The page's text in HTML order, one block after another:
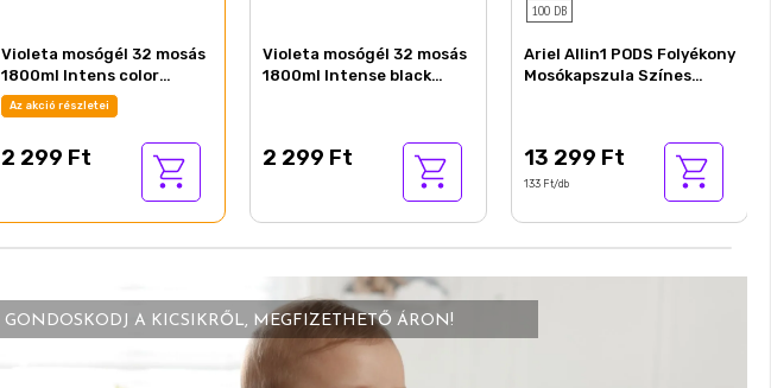
Violeta mosógél 32 mosás
1800ml Intens color
színes ruhákhoz
Az akció részletei
2 299 Ft
Violeta mosógél 32 mosás
1800ml Intense black
2 299 Ft
100 DB
Ariel Allin1 PODS Folyékony
Mosókapszula Színes
13 299 Ft
133 Ft/db
GONDOSKODJ A KICSIKRŐL, MEGFIZETHETŐ ÁRON!